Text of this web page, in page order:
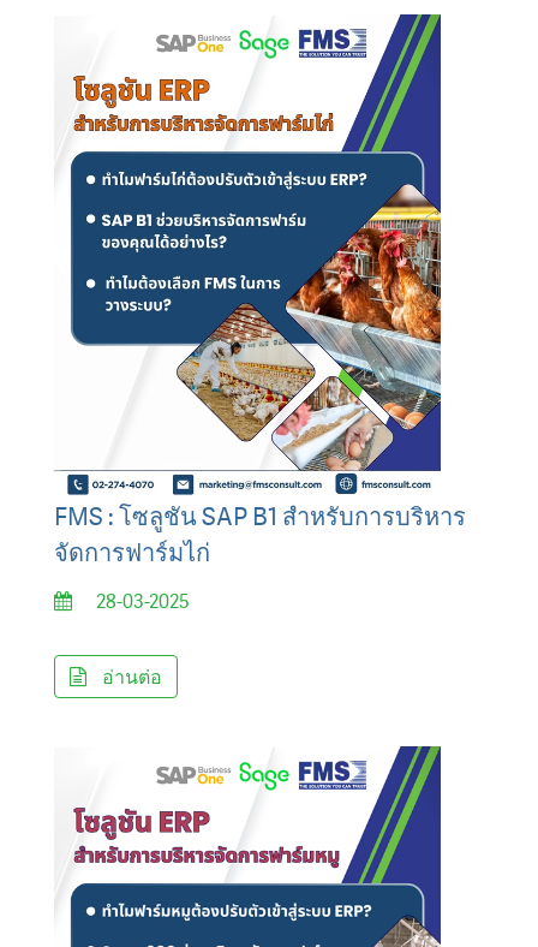
FMS : โซลูชัน SAP B1 สำหรับการบริหาร
จัดการฟาร์มไก่
28-03-2025
อ่านต่อ